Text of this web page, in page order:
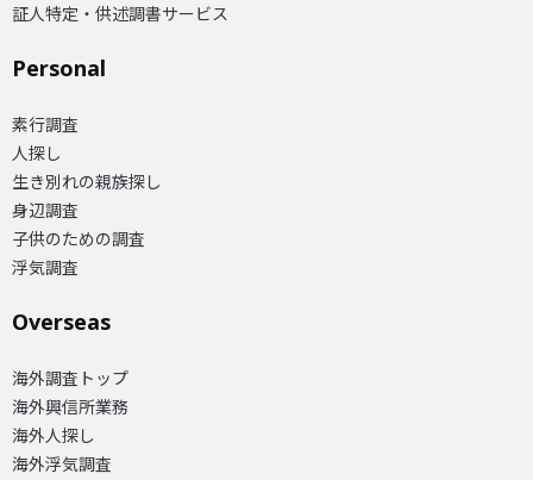
証人特定・供述調書サービス
Personal
素行調査
人探し
生き別れの親族探し
身辺調査
子供のための調査
浮気調査
Overseas​
海外調査トップ
海外興信所業務
海外人探し
海外浮気調査